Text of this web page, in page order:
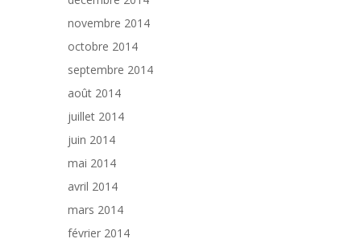
novembre 2014
octobre 2014
septembre 2014
août 2014
juillet 2014
juin 2014
mai 2014
avril 2014
mars 2014
février 2014